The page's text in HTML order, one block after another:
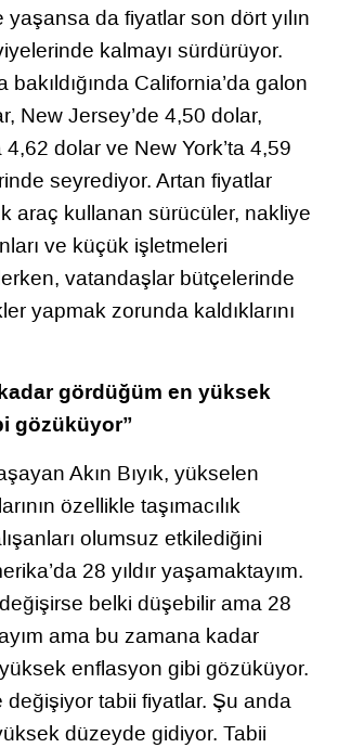
yaşansa da fiyatlar son dört yılın
kalmayı sürdürüyor.
bakıldığında California’da galon
New Jersey’de 4,50 dolar,
4,62 dolar ve New York’ta 4,59
seyrediyor. Artan fiyatlar
araç kullanan sürücüler, nakliye
ve küçük işletmeleri
vatandaşlar bütçelerinde
yapmak zorunda kaldıklarını
gördüğüm en yüksek
gözüküyor”
Akın Bıyık, yükselen
özellikle taşımacılık
olumsuz etkilediğini
28 yıldır yaşamaktayım.
belki düşebilir ama 28
ama bu zamana kadar
enflasyon gibi gözüküyor.
değişiyor tabii fiyatlar. Şu anda
düzeyde gidiyor. Tabii